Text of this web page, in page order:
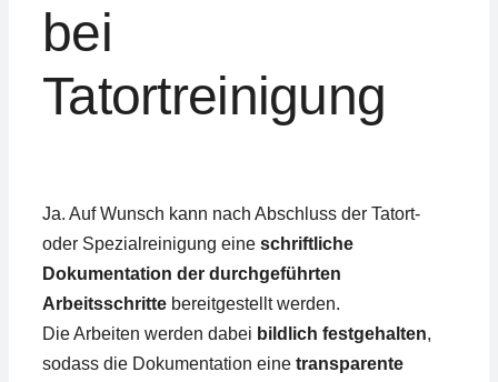
bei
Tatortreinigung
Ja. Auf Wunsch kann nach Abschluss der Tatort-
oder Spezialreinigung eine schriftliche
Dokumentation der durchgeführten
Arbeitsschrittebereitgestellt werden.
Die Arbeiten werden dabei bildlich festgehalten,
sodass die Dokumentation eine transparente